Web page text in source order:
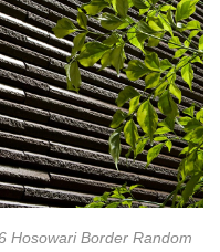
Hosowari Border Random